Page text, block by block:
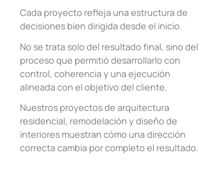
Cada proyecto refleja una estructura de
decisiones bien dirigida desde el inicio.
No se trata solo del resultado final, sino del
proceso que permitió desarrollarlo con
control, coherencia y una ejecución
alineada con el objetivo del cliente.
Nuestros proyectos de arquitectura
residencial, remodelación y diseño de
interiores muestran cómo una dirección
correcta cambia por completo el resultado.